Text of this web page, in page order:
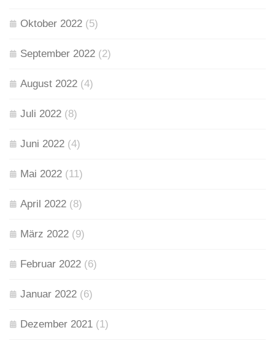
Oktober 2022 (5)
September 2022 (2)
August 2022 (4)
Juli 2022 (8)
Juni 2022 (4)
Mai 2022 (11)
April 2022 (8)
März 2022 (9)
Februar 2022 (6)
Januar 2022 (6)
Dezember 2021 (1)